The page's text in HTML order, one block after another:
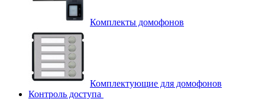
Комплекты домофонов
Комплектующие для домофонов
Контроль доступа